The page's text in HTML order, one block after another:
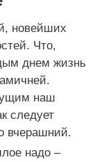
новейших
Что,
днем жизнь
наш
следует
вчерашний.
надо –